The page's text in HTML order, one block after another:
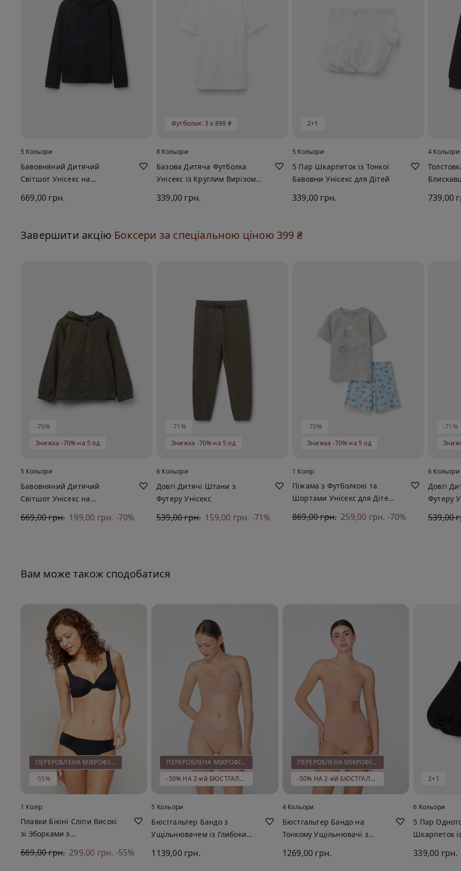
5 Кольори
Бавовняний Дитячий
Світшот Унісекс на
669,00 грн.
Футболки: 3 x 899 ₴
8 Кольори
Базова Дитяча Футболка
Унісекс із Круглим Вирізом
339,00 грн.
2+1
5 Кольори
5 Пар Шкарпеток із Тонкої
Бавовни Унісекс для Дітей
339,00 грн.
4 Кольори
739,00
Завершити акцію Боксери за спеціальною ціною 399 ₴
-70%
Знижка -70% на 5 од
5 Кольори
Бавовняний Дитячий
Світшот Унісекс на
669,00 грн. 199,00 грн. -70%
-71%
Знижка -70% на 5 од
6 Кольори
Довгі Дитячі Штани з
Футеру Унісекс
539,00 грн. 159,00 грн. -71%
-70%
Знижка -70% на 5 од
1 Колір
Піжама з Футболкою та
Шортами Унісекс для Дітей
869,00 грн. 259,00 грн. -70%
-71%
6 Кольори
Довгі
Футеру
539,00
Вам може також сподобатися
ПЕРЕРОБЛЕНА МІКРОФІБРА
-55%
1 Колір
Плавки Бікіні Сліпи Високі
зі Зборками з
669,00 грн. 299,00 грн. -55%
ПЕРЕРОБЛЕНА МІКРОФІБРА
-50% НА 2-ий БЮСТГАЛЬТЕР
5 Кольори
Бюстгальтер Бандо з
Ущільнювачем із Глибоким
Мікрофібри
1139,00 грн.
ПЕРЕРОБЛЕНА МІКРОФІБРА
-50% НА 2-ий БЮСТГАЛЬТЕР
4 Кольори
Бюстгальтер Бандо на
Тонкому Ущільнювачі з
Full Coverage
1269,00 грн.
2+1
6 Кольори
5 Пар
Шкарпеток
339,00 грн.